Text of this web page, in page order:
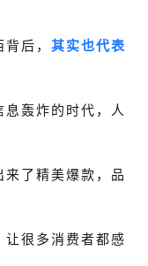
后， 其实也代表
息轰炸的时代，人
了精美爆款，品
让很多消费者都感